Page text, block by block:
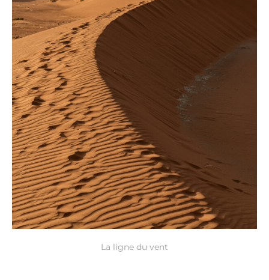
La ligne du vent